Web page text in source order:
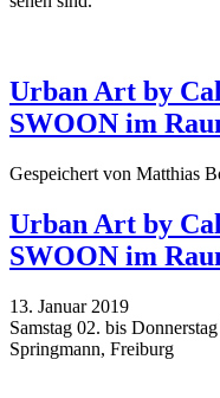
Urban Art by
SWOON im
Gespeichert von Matthias
Urban Art by
SWOON im
13. Januar 2019
Samstag 02. bis
Springmann, Freiburg